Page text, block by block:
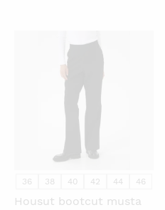
KATSO PIKANÄKYMÄ
36 38 40 42 44 46
Housut bootcut musta